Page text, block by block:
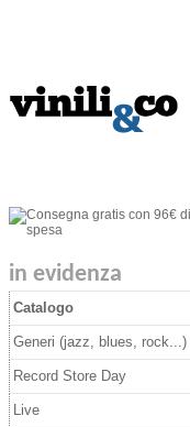
in evidenza
Catalogo
Generi (jazz, blues, rock...)
Record Store Day
Live